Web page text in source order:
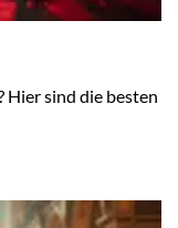
Hier sind die besten